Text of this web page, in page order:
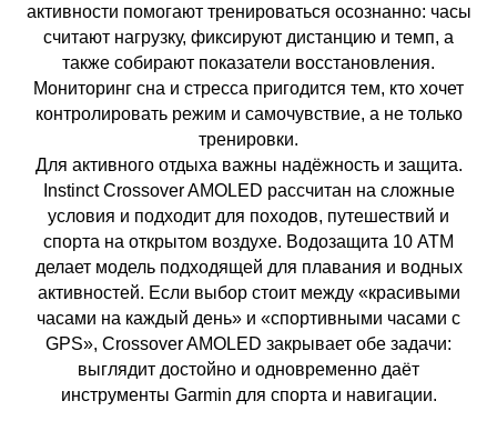
активности помогают тренироваться осознанно: часы
считают нагрузку, фиксируют дистанцию и темп, а
также собирают показатели восстановления.
Мониторинг сна и стресса пригодится тем, кто хочет
контролировать режим и самочувствие, а не только
тренировки.
Для активного отдыха важны надёжность и защита.
Instinct Crossover AMOLED рассчитан на сложные
условия и подходит для походов, путешествий и
спорта на открытом воздухе. Водозащита 10 ATM
делает модель подходящей для плавания и водных
активностей. Если выбор стоит между «красивыми
часами на каждый день» и «спортивными часами с
GPS», Crossover AMOLED закрывает обе задачи:
выглядит достойно и одновременно даёт
инструменты Garmin для спорта и навигации.